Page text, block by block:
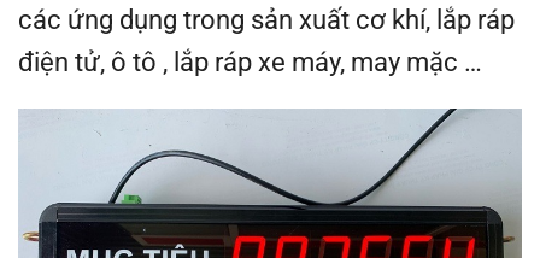
các ứng dụng trong sản xuất cơ khí, lắp ráp
điện tử, ô tô , lắp ráp xe máy, may mặc …